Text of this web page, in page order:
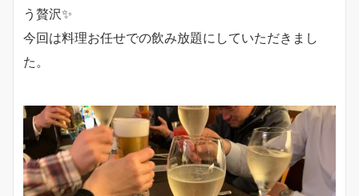
う贅沢✨
今回は料理お任せでの飲み放題にしていただきまし
た。